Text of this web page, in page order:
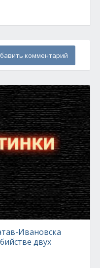
комментарий
Ивановска
двух